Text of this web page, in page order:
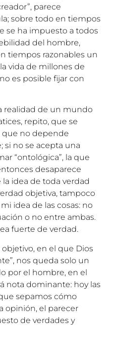
parece
sobre todo en tiempos
se ha impuesto a todos
del hombre,
tiempos razonables un
vida de millones de
es posible fijar con
realidad de un mundo
repito, que se
que no depende
si no se acepta una
“ontológica”, la que
desaparece
idea de toda verdad
objetiva, tampoco
idea de las cosas: no
o no entre ambas.
fuerte de verdad.
en el que Dios
nos queda solo un
por el hombre, en el
nota dominante: hoy las
sepamos cómo
opinión, el parecer
de verdades y